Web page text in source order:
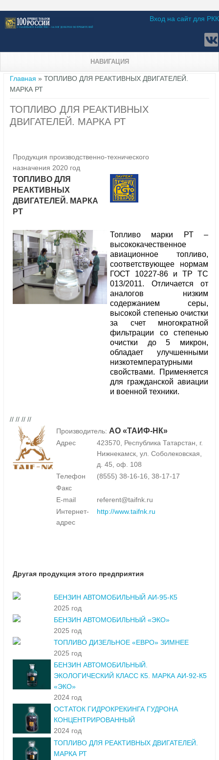
Вход на сайт для РКК
НАВИГАЦИЯ
Вы здесь
Главная » ТОПЛИВО ДЛЯ РЕАКТИВНЫХ ДВИГАТЕЛЕЙ.
МАРКА РТ
ТОПЛИВО ДЛЯ РЕАКТИВНЫХ
ДВИГАТЕЛЕЙ. МАРКА РТ
Продукция производственно-технического
назначения 2020 год
ТОПЛИВО ДЛЯ
РЕАКТИВНЫХ
ДВИГАТЕЛЕЙ. МАРКА
РТ
Топливо марки РТ –
высококачественное
авиационное топливо,
соответствующее нормам
ГОСТ 10227-86 и ТР ТС
013/2011. Отличается от
аналогов низким
содержанием серы,
высокой степенью очистки
за счет многократной
фильтрации со степенью
очистки до 5 микрон,
обладает улучшенными
низкотемпературными
свойствами. Применяется
для гражданской авиации
и военной техники.
// // // //
Производитель: АО «ТАИФ-НК»
Адрес
423570, Республика Татарстан, г.
Нижнекамск, ул. Соболековская,
д. 45, оф. 108
Телефон
(8555) 38-16-16, 38-17-17
Факс
E-mail
referent@taifnk.ru
Интернет-
адрес
http://www.taifnk.ru
Другая продукция этого предприятия
БЕНЗИН АВТОМОБИЛЬНЫЙ АИ-95-К5
2025 год
БЕНЗИН АВТОМОБИЛЬНЫЙ «ЭКО»
2025 год
ТОПЛИВО ДИЗЕЛЬНОЕ «ЕВРО» ЗИМНЕЕ
2025 год
БЕНЗИН АВТОМОБИЛЬНЫЙ.
ЭКОЛОГИЧЕСКИЙ КЛАСС К5. МАРКА АИ-92-К5
«ЭКО»
2024 год
ОСТАТОК ГИДРОКРЕКИНГА ГУДРОНА
КОНЦЕНТРИРОВАННЫЙ
2024 год
ТОПЛИВО ДЛЯ РЕАКТИВНЫХ ДВИГАТЕЛЕЙ.
МАРКА РТ